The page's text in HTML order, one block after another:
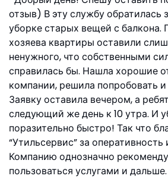
отзыв) В эту службу
уборке старых вещей с
хозяева квартиры оставили
ненужного, что собственными
справилась бы. Нашла хорошие
компании, решила попробовать и
Заявку оставила вечером, а
следующий же день к 10 утра. И
поразительно быстро! Так что
“Утильсервис” за
Компанию однозначно
пользоваться услугами и дальше.